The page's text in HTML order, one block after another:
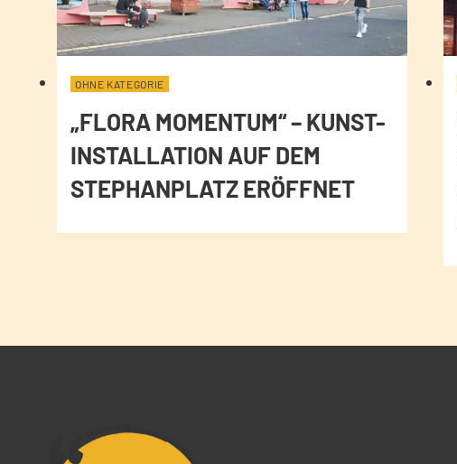
OHNE KATEGORIE
„FLORA MOMENTUM“ – KUNST-
INSTALLATION AUF DEM
STEPHANPLATZ ERÖFFNET